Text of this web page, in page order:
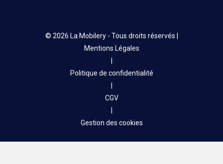
© 2026 La Mobilery - Tous droits réservés |
Mentions Légales
Politique de confidentialité
CGV
Gestion des cookies